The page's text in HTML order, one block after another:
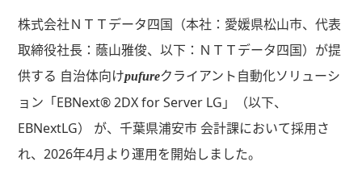
株式会社ＮＴＴデータ四国（本社：愛媛県松山市、代表
取締役社長：蔭山雅俊、以下：ＮＴＴデータ四国）が提
供する 自治体向けpufureクライアント自動化ソリューシ
ョン「EBNext® 2DX for Server LG」（以下、
EBNextLG） が、千葉県浦安市 会計課において採用さ
れ、2026年4月より運用を開始しました。